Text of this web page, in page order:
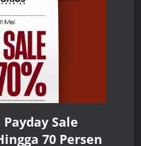
Sale
70 Persen